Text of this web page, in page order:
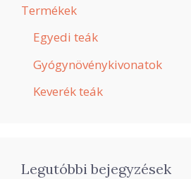
Termékek
Egyedi teák
Gyógynövénykivonatok
Keverék teák
Legutóbbi bejegyzések